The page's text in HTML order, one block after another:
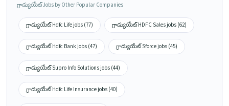
గ్రాడ్యుయేట్ Jobs by Other Popular Companies
గ్రాడ్యుయేట్ Hdfc Life jobs (77) గ్రాడ్యుయేట్ HDFC Sales jobs (62)
గ్రాడ్యుయేట్ Hdfc Bank jobs (47) గ్రాడ్యుయేట్ Sforce jobs (45)
గ్రాడ్యుయేట్ Supro Info Solutions jobs (44)
గ్రాడ్యుయేట్ Hdfc Life Insurance jobs (40)